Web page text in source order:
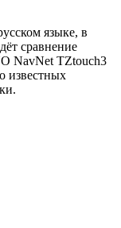
языке, в
сравнение
NavNet TZtouch3
известных